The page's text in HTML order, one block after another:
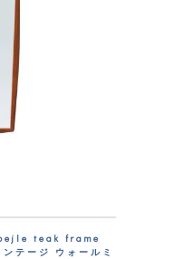
teak frame
テージ ウォールミ